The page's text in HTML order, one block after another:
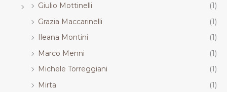
Giulio Mottinelli
(1)
Grazia Maccarinelli
(1)
Ileana Montini
(1)
Marco Menni
(1)
Michele Torreggiani
(1)
Mirta
(1)